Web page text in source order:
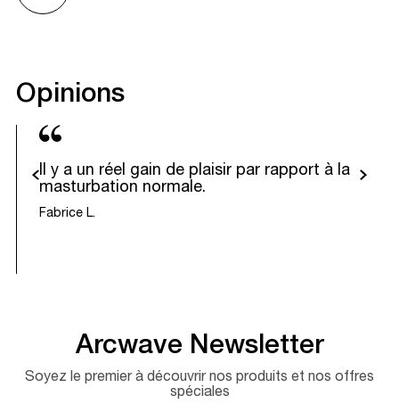
Opinions
Next
Il y a un réel gain de plaisir par rapport à la
masturbation normale.
Fabrice L.
Arcwave Newsletter
Soyez le premier à découvrir nos produits et nos offres
spéciales